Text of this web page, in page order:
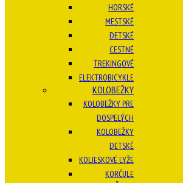
HORSKÉ
MESTSKÉ
DETSKÉ
CESTNÉ
TREKINGOVÉ
ELEKTROBICYKLE
KOLOBEŽKY
KOLOBEŽKY PRE
DOSPELÝCH
KOLOBEŽKY
DETSKÉ
KOLIESKOVÉ LYŽE
KORČULE